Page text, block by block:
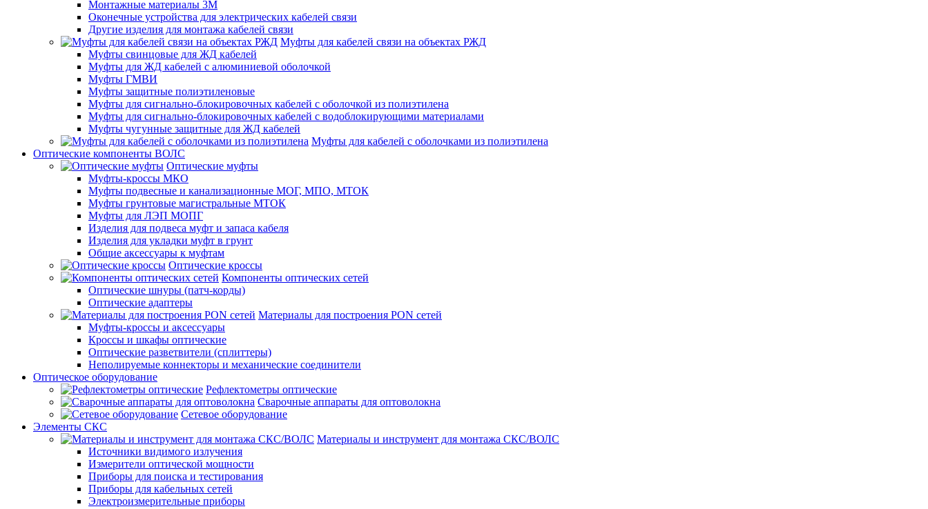
Монтажные материалы 3M
Оконечные устройства для электрических кабелей связи
Другие изделия для монтажа кабелей связи
Муфты для кабелей связи на объектах РЖД
Муфты свинцовые для ЖД кабелей
Муфты для ЖД кабелей с алюминиевой оболочкой
Муфты ГМВИ
Муфты защитные полиэтиленовые
Муфты для сигнально-блокировочных кабелей с оболочкой из полиэтилена
Муфты для сигнально-блокировочных кабелей с водоблокирующими материалами
Муфты чугунные защитные для ЖД кабелей
Муфты для кабелей с оболочками из полиэтилена
Оптические компоненты ВОЛС
Оптические муфты
Муфты-кроссы МКО
Муфты подвесные и канализационные МОГ, МПО, МТОК
Муфты грунтовые магистральные МТОК
Муфты для ЛЭП МОПГ
Изделия для подвеса муфт и запаса кабеля
Изделия для укладки муфт в грунт
Общие аксессуары к муфтам
Оптические кроссы
Компоненты оптических сетей
Оптические шнуры (патч-корды)
Оптические адаптеры
Материалы для построения PON сетей
Муфты-кроссы и аксессуары
Кроссы и шкафы оптические
Оптические разветвители (сплиттеры)
Неполируемые коннекторы и механические соединители
Оптическое оборудование
Рефлектометры оптические
Сварочные аппараты для оптоволокна
Сетевое оборудование
Элементы СКС
Материалы и инструмент для монтажа СКС/ВОЛС
Источники видимого излучения
Измерители оптической мощности
Приборы для поиска и тестирования
Приборы для кабельных сетей
Электроизмерительные приборы